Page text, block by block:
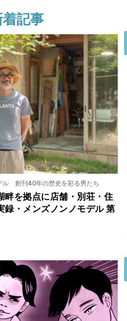
ガは整形外科へ【逃げる技
セルフケアは大切！【逃げる
2024.3.18
の3段階のサイクル【逃げ
DV避難、子どもに伝える？【
近な必需品を防災ポーチに
クで備える
記事
ル 創刊40年の歴史を彩る男たち
を拠点に店舗・別荘・住
録・メンズノンノモデル 第